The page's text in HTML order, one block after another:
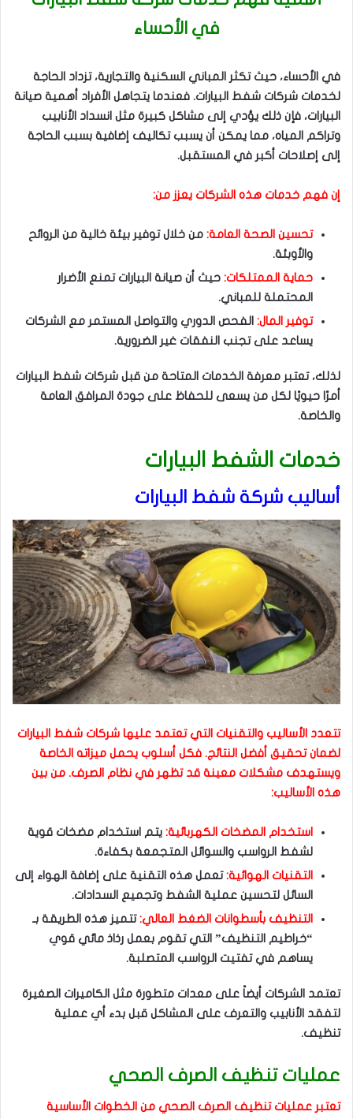
في الأحساء
في الأحساء، حيث تكثر المباني السكنية والتجارية، تزداد الحاجة
لخدمات شركات شفط البيارات. فعندما يتجاهل الأفراد أهمية صيانة
البيارات، فإن ذلك يؤدي إلى مشاكل كبيرة مثل انسداد الأنابيب
وتراكم المياه، مما يمكن أن يسبب تكاليف إضافية بسبب الحاجة
إلى إصلاحات أكبر في المستقبل.
إن فهم خدمات هذه الشركات يعزز من:
تحسين الصحة العامة: من خلال توفير بيئة خالية من الروائح
والأوبئة.
حماية الممتلكات: حيث أن صيانة البيارات تمنع الأضرار
المحتملة للمباني.
توفير المال: الفحص الدوري والتواصل المستمر مع الشركات
يساعد على تجنب النفقات غير الضرورية.
لذلك، تعتبر معرفة الخدمات المتاحة من قبل شركات شفط البيارات
أمرًا حيويًا لكل من يسعى للحفاظ على جودة المرافق العامة
والخاصة.
خدمات الشفط البيارات
أساليب شركة شفط البيارات
تتعدد الأساليب والتقنيات التي تعتمد عليها شركات شفط البيارات
لضمان تحقيق أفضل النتائج. فكل أسلوب يحمل ميزاته الخاصة
ويستهدف مشكلات معينة قد تظهر في نظام الصرف. من بين
هذه الأساليب:
استخدام المضخات الكهربائية: يتم استخدام مضخات قوية
لشفط الرواسب والسوائل المتجمعة بكفاءة.
التقنيات الهوائية:تعمل هذه التقنية على إضافة الهواء إلى
السائل لتحسين عملية الشفط وتجميع السدادات.
التنظيف بأسطوانات الضغط العالي:تتميز هذه الطريقة بـ
“خراطيم التنظيف” التي تقوم بعمل رذاذ مائي قوي
يساهم في تفتيت الرواسب المتصلبة.
تعتمد الشركات أيضاً على معدات متطورة مثل الكاميرات الصغيرة
لتفقد الأنابيب والتعرف على المشاكل قبل بدء أي عملية
تنظيف.
عمليات تنظيف الصرف الصحي
تعتبر عمليات تنظيف الصرف الصحي من الخطوات الأساسية